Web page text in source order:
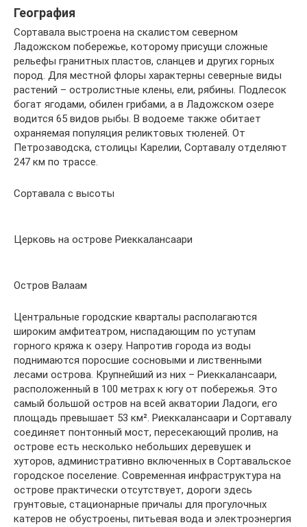
География
Сортавала выстроена на скалистом северном
Ладожском побережье, которому присущи сложные
рельефы гранитных пластов, сланцев и других горных
пород. Для местной флоры характерны северные виды
растений – остролистные клены, ели, рябины. Подлесок
богат ягодами, обилен грибами, а в Ладожском озере
водится 65 видов рыбы. В водоеме также обитает
охраняемая популяция реликтовых тюленей. От
Петрозаводска, столицы Карелии, Сортавалу отделяют
247 км по трассе.
Сортавала с высоты
Церковь на острове Риеккалансаари
Остров Валаам
Центральные городские кварталы располагаются
широким амфитеатром, ниспадающим по уступам
горного кряжа к озеру. Напротив города из воды
поднимаются поросшие сосновыми и лиственными
лесами острова. Крупнейший из них – Риеккалансаари,
расположенный в 100 метрах к югу от побережья. Это
самый большой остров на всей акватории Ладоги, его
площадь превышает 53 км². Риеккалансаари и Сортавалу
соединяет понтонный мост, пересекающий пролив, на
острове есть несколько небольших деревушек и
хуторов, административно включенных в Сортавальское
городское поселение. Современная инфраструктура на
острове практически отсутствует, дороги здесь
грунтовые, стационарные причалы для прогулочных
катеров не обустроены, питьевая вода и электроэнергия